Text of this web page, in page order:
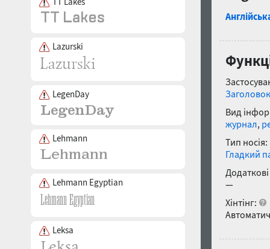
Lazurski
LegenDay
Lehmann
Lehmann Egyptian
Leksa
Заголовок
Вид
журнал,
Тип носія:
Гладкий
—
Хінтінг: